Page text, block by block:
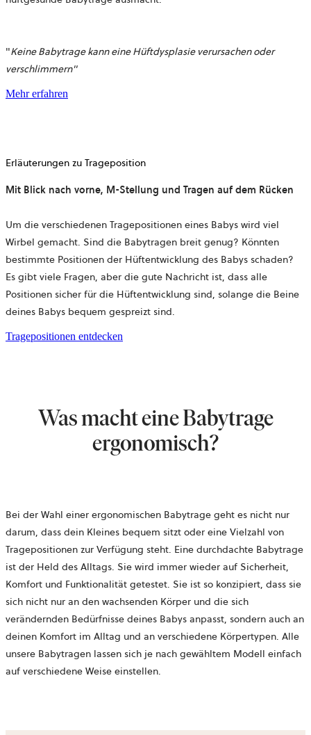
"Keine Babytrage kann eine Hüftdysplasie verursachen oder
verschlimmern"
Mehr erfahren
Erläuterungen zu Trageposition
Mit Blick nach vorne, M-Stellung und Tragen auf dem Rücken
Um die verschiedenen Tragepositionen eines Babys wird viel
Wirbel gemacht. Sind die Babytragen breit genug? Könnten
bestimmte Positionen der Hüftentwicklung des Babys schaden?
Es gibt viele Fragen, aber die gute Nachricht ist, dass alle
Positionen sicher für die Hüftentwicklung sind, solange die Beine
deines Babys bequem gespreizt sind.
Tragepositionen entdecken
Was macht eine Babytrage
ergonomisch?
Bei der Wahl einer ergonomischen Babytrage geht es nicht nur
darum, dass dein Kleines bequem sitzt oder eine Vielzahl von
Tragepositionen zur Verfügung steht. Eine durchdachte Babytrage
ist der Held des Alltags. Sie wird immer wieder auf Sicherheit,
Komfort und Funktionalität getestet. Sie ist so konzipiert, dass sie
sich nicht nur an den wachsenden Körper und die sich
verändernden Bedürfnisse deines Babys anpasst, sondern auch an
deinen Komfort im Alltag und an verschiedene Körpertypen. Alle
unsere Babytragen lassen sich je nach gewähltem Modell einfach
auf verschiedene Weise einstellen.